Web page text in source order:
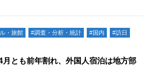
・旅館 #調査・分析・統計 #国内
#訪日
月とも前年割れ、外国人宿泊は地方部